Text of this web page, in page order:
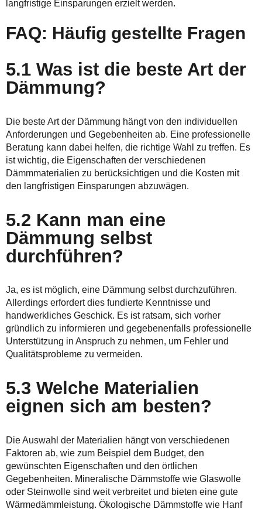
langfristige Einsparungen erzielt werden.
FAQ: Häufig gestellte Fragen
5.1 Was ist die beste Art der
Dämmung?
Die beste Art der Dämmung hängt von den individuellen
Anforderungen und Gegebenheiten ab. Eine professionelle
Beratung kann dabei helfen, die richtige Wahl zu treffen. Es
ist wichtig, die Eigenschaften der verschiedenen
Dämmmaterialien zu berücksichtigen und die Kosten mit
den langfristigen Einsparungen abzuwägen.
5.2 Kann man eine
Dämmung selbst
durchführen?
Ja, es ist möglich, eine Dämmung selbst durchzuführen.
Allerdings erfordert dies fundierte Kenntnisse und
handwerkliches Geschick. Es ist ratsam, sich vorher
gründlich zu informieren und gegebenenfalls professionelle
Unterstützung in Anspruch zu nehmen, um Fehler und
Qualitätsprobleme zu vermeiden.
5.3 Welche Materialien
eignen sich am besten?
Die Auswahl der Materialien hängt von verschiedenen
Faktoren ab, wie zum Beispiel dem Budget, den
gewünschten Eigenschaften und den örtlichen
Gegebenheiten. Mineralische Dämmstoffe wie Glaswolle
oder Steinwolle sind weit verbreitet und bieten eine gute
Wärmedämmleistung. Ökologische Dämmstoffe wie Hanf